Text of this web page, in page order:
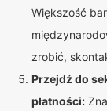
Większość
zrobić,
Przejdź do
płatności: